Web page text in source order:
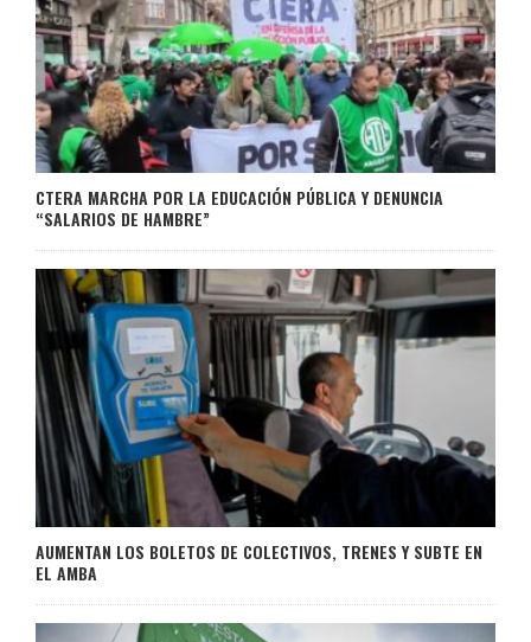
CTERA MARCHA POR LA EDUCACIÓN PÚBLICA Y DENUNCIA
“SALARIOS DE HAMBRE”
AUMENTAN LOS BOLETOS DE COLECTIVOS, TRENES Y SUBTE EN
EL AMBA